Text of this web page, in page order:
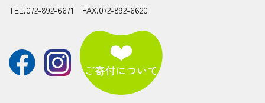
TEL.072-892-6671 FAX.072-892-6620